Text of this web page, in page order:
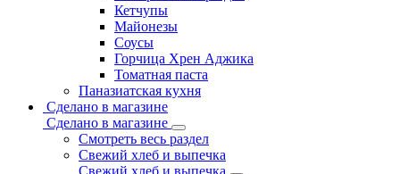
Кетчупы
Майонезы
Соусы
Горчица Хрен Аджика
Томатная паста
Паназиатская кухня
Сделано в магазине
Сделано в магазине
Смотреть весь раздел
Свежий хлеб и выпечка
Свежий хлеб и выпечка